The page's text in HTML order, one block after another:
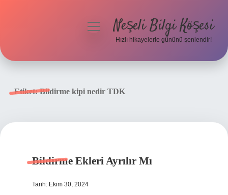
menüyüNeşeli Bilgi Köşesi
Hızlı hikayelerle gününü şenlendir!
Etiket:Bildirme kipi nedir TDK
Bildirme Ekleri Ayrılır Mı
Tarih: Ekim 30, 2024